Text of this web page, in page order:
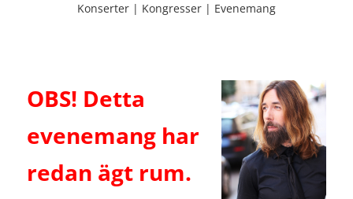
Konserter | Kongresser | Evenemang
OBS! Detta
evenemang har
redan ägt rum.